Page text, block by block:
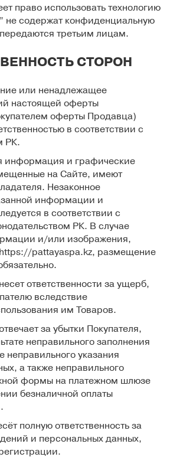
право использовать технологию
не содержат конфиденциальную
третьим лицам.
СТОРОН
или ненадлежащее
настоящей оферты
оферты Продавца)
в соответствии с
РК.
информация и графические
на Сайте, имеют
Незаконное
информации и
в соответствии с
РК. В случае
и/или изображения,
https://pattayaspa.kz, размещение
ответственности за ущерб,
вследствие
им Товаров.
за убытки Покупателя,
неправильного заполнения
неправильного указания
а также неправильного
формы на платежном шлюзе
безналичной оплаты
полную ответственность за
и персональных данных,